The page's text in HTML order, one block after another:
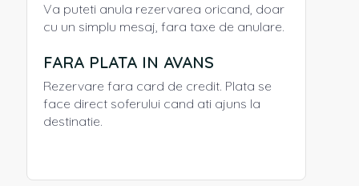
Va puteti anula rezervarea oricand, doar
cu un simplu mesaj, fara taxe de anulare.
FARA PLATA IN AVANS
Rezervare fara card de credit. Plata se
face direct soferului cand ati ajuns la
destinatie.